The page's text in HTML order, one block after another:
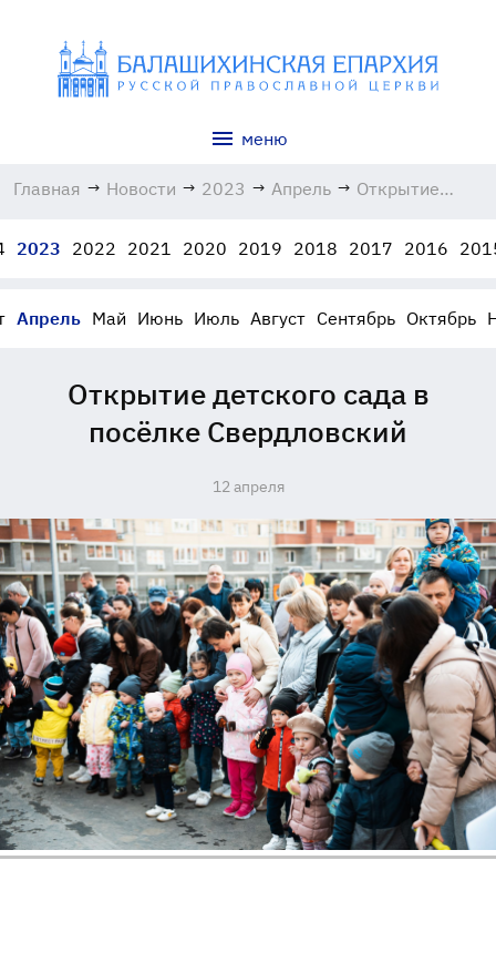
меню
Главная → Новости → 2023 → Апрель → Открытие
Свердловский
2023 2022 2021 2020 2019 2018 2017 2016
Апрель Май Июнь Июль Август Сентябрь Октябрь
Открытие детского сада в
посёлке Свердловский
12 апреля